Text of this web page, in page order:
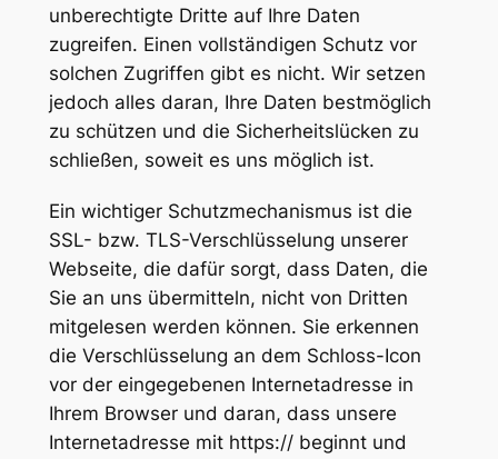
unberechtigte Dritte auf Ihre Daten
zugreifen. Einen vollständigen Schutz vor
solchen Zugriffen gibt es nicht. Wir setzen
jedoch alles daran, Ihre Daten bestmöglich
zu schützen und die Sicherheitslücken zu
schließen, soweit es uns möglich ist.
Ein wichtiger Schutzmechanismus ist die
SSL- bzw. TLS-Verschlüsselung unserer
Webseite, die dafür sorgt, dass Daten, die
Sie an uns übermitteln, nicht von Dritten
mitgelesen werden können. Sie erkennen
die Verschlüsselung an dem Schloss-Icon
vor der eingegebenen Internetadresse in
Ihrem Browser und daran, dass unsere
Internetadresse mit https:// beginnt und